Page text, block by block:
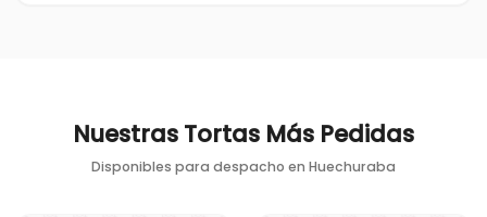
Nuestras Tortas Más Pedidas
Disponibles para despacho en Huechuraba